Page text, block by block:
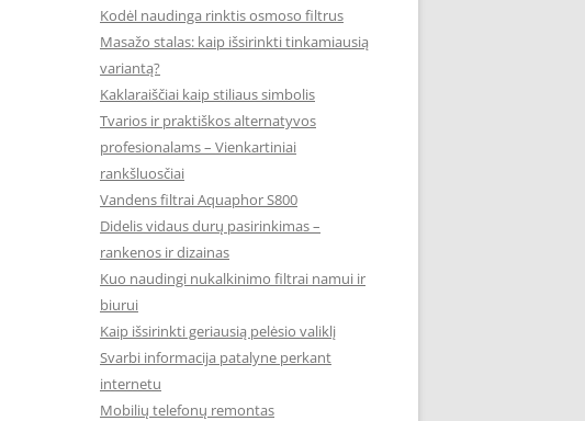
Kodėl naudinga rinktis osmoso filtrus
Masažo stalas: kaip išsirinkti tinkamiausią
variantą?
Kaklaraiščiai kaip stiliaus simbolis
Tvarios ir praktiškos alternatyvos
profesionalams – Vienkartiniai
rankšluosčiai
Vandens filtrai Aquaphor S800
Didelis vidaus durų pasirinkimas –
rankenos ir dizainas
Kuo naudingi nukalkinimo filtrai namui ir
biurui
Kaip išsirinkti geriausią pelėsio valiklį
Svarbi informacija patalyne perkant
internetu
Mobilių telefonų remontas